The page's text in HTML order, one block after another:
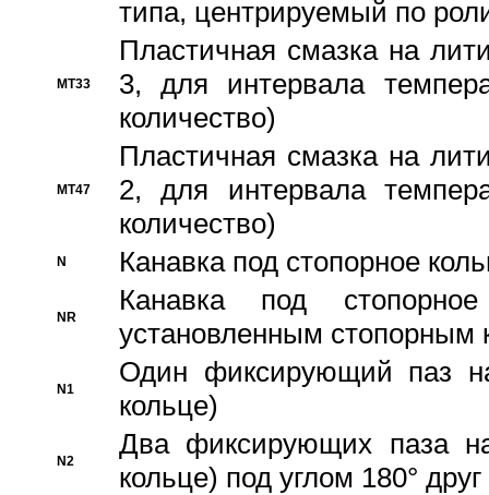
типа, центрируемый по
MT33
Пластичная смазка на
3, для интервала
количество)
MT47
Пластичная смазка на
2, для интервала
количество)
N Канавка под стопорное
NR
Канавка под
установленным стопорным
N1
Один фиксирующий паз
кольце)
N2
Два фиксирующих паза
кольце) под углом 180° друг